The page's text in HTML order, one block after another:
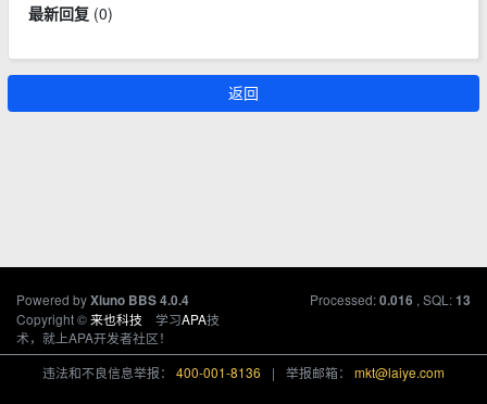
最新回复(0)
返回
Powered byXiuno BBS4.0.4
Copyright ©来也科技 学习APA技
术，就上APA开发者社区！
Processed:0.016 , SQL:13
违法和不良信息举报： 400-001-8136 | 举报邮箱： mkt@laiye.com